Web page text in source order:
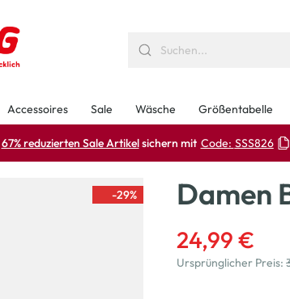
Accessoires Sale Wäsche Größentabelle
67% reduzierten Sale Artikelsichern mit Code: SSS826
-29% Damen
24,99 €
Ursprünglicher Preis: